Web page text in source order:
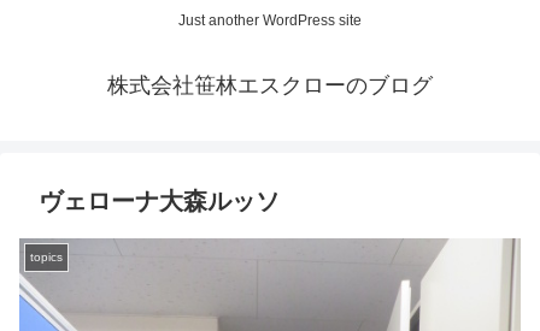
Just another WordPress site
株式会社笹林エスクローのブログ
ヴェローナ大森ルッソ
topics